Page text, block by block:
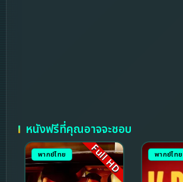
หนังฟรีที่คุณอาจจะชอบ
พากย์ไทย Full HD พากย์ไทย